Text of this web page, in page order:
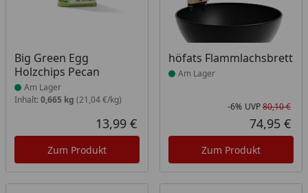
Big Green Egg
Holzchips Pecan
Produkt am Lager
Am Lager
Inhalt: 0,665 kg (21,04 €/kg)
Aktueller Preis
13,99 €
Zum Produkt
höfats Flammlachsbrett
Produkt am Lager
Am Lager
-6% UVP80,10 €
74,95 €
Zum Produkt